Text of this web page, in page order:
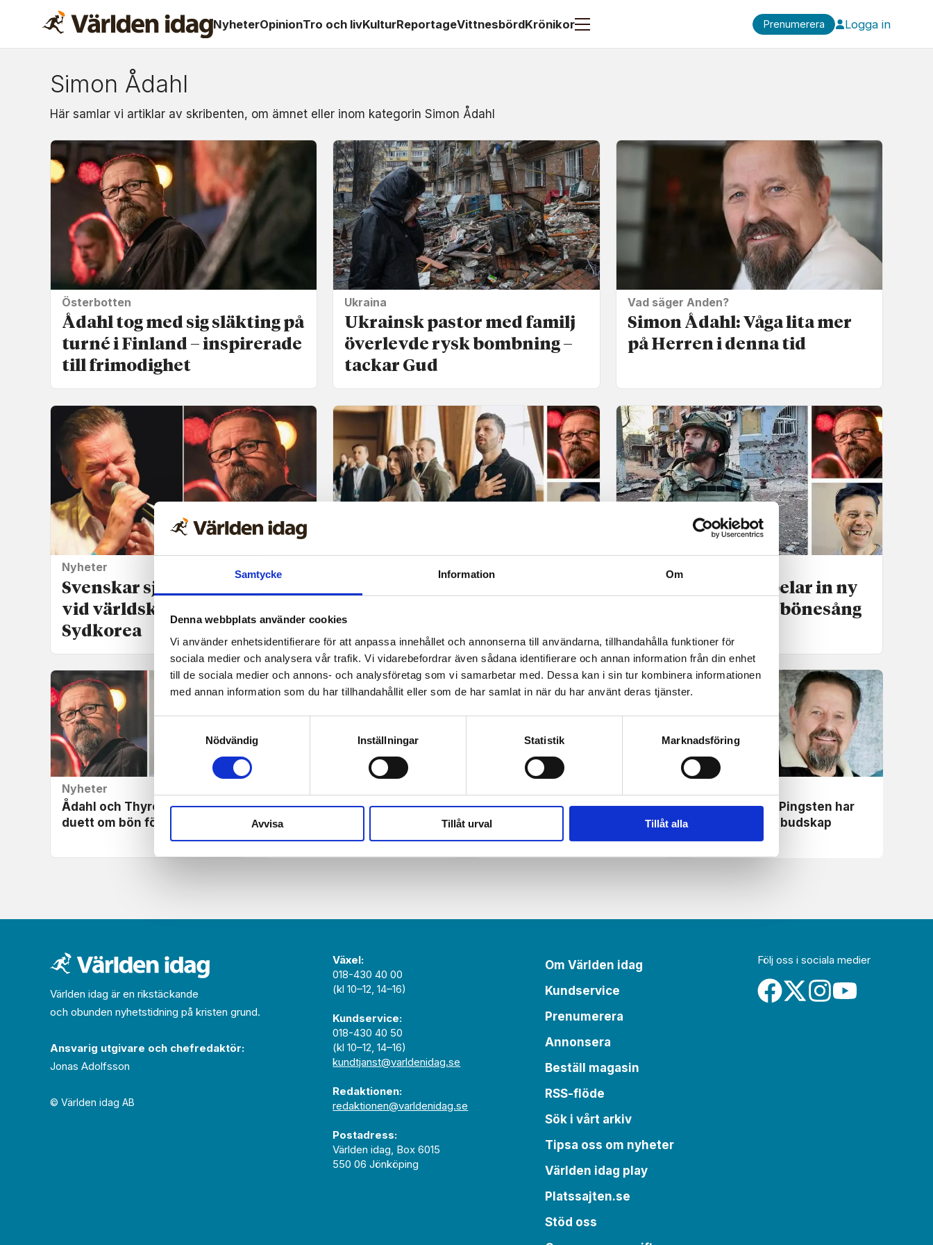
Samtycke Information Om
Denna webbplats använder cookies
Vi använder enhetsidentifierare för att anpassa innehållet och annonserna till användarna, tillhandahålla funktioner för
sociala medier och analysera vår trafik. Vi vidarebefordrar även sådana identifierare och annan information från din enhet
till de sociala medier och annons- och analysföretag som vi samarbetar med. Dessa kan i sin tur kombinera informationen
med annan information som du har tillhandahållit eller som de har samlat in när du har använt deras tjänster.
Nödvändig
Inställningar Statistik Marknadsföring
Avvisa Tillåt urval Tillåt alla
NyheterOpinionTro och livKulturReportageVittnesbördKrönikor Prenumerera Logga in
Om:
simon
ådahl
Simon Ådahl
Här samlar vi artiklar av skribenten, om ämnet eller inom kategorin Simon Ådahl
Österbotten
Ådahl tog med sig släkting på
turné i Finland – inspirerade
till frimodighet
Ukraina
Ukrainsk pastor med familj
överlevde rysk bombning –
tackar Gud
Vad säger Anden?
Simon Ådahl: Våga lita mer
på Herren i denna tid
Nyheter
Svenskar sjunger bönesång
vid världskonvent i
Sydkorea
Nyheter
Ukrainsk artist spelar in ny
version av svensk bönesång
Nyheter
Ådahl och Thyrén sjunger
duett om bön för Ukraina
Jesus befriade Hanne och
Göran från alla
prestationskrav
Ådahl och Jerusalem-
profiler lyfter fram Jesus på
ny skiva
Simon Ådahl: Pingsten har
ett bortglömt budskap
Världen idag är en rikstäckande
och obunden nyhets­­­tidning på kristen grund.
Ansvarig utgivare och chef­redaktör:
Jonas Adolfsson
© Världen idag AB
Växel:
018-430 40 00
(kl 10–12, 14–16)
Kundservice:
018-430 40 50
(kl 10–12, 14–16)
kundtjanst@varldenidag.se
Redaktionen:
redaktionen@varldenidag.se
Postadress:
Världen idag, Box 6015
550 06 Jönköping
Om Världen idag
Kundservice
Prenumerera
Annonsera
Beställ magasin
RSS-flöde
Sök i vårt arkiv
Tipsa oss om nyheter
Världen idag play
Platssajten.se
Stöd oss
Följ oss i sociala medier